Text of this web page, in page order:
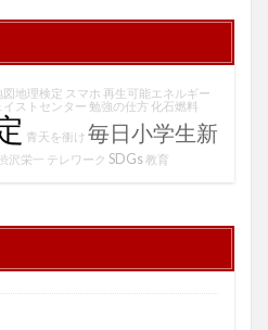
図地理検定 スマホ 再生可能エネルギー
イストセンター 勉強の仕方 化石燃料
青天を衝け 毎日小学生新
沢栄一 テレワーク SDGs教育